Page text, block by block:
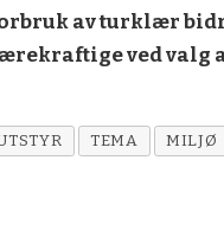
av turklær
ved valg
TEMA MILJØ